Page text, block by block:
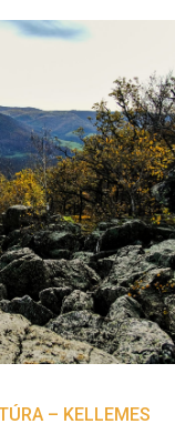
– KELLEMES